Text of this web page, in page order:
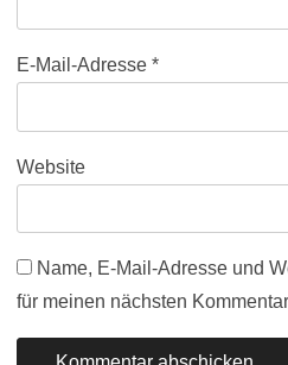
E-Mail-Adresse *
Website
Name, E-Mail-Adresse und
für meinen nächsten